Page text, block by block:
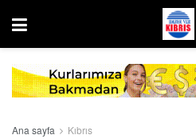
Ana sayfa Kıbrıs